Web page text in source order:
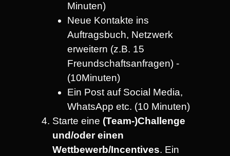
Minuten)
Neue Kontakte ins
Auftragsbuch, Netzwerk
erweitern (z.B. 15
Freundschaftsanfragen) -
(10Minuten)
Ein Post auf Social Media,
WhatsApp etc. (10 Minuten)
Starte eine (Team-)Challenge
und/oder einen
Wettbewerb/Incentives. Ein